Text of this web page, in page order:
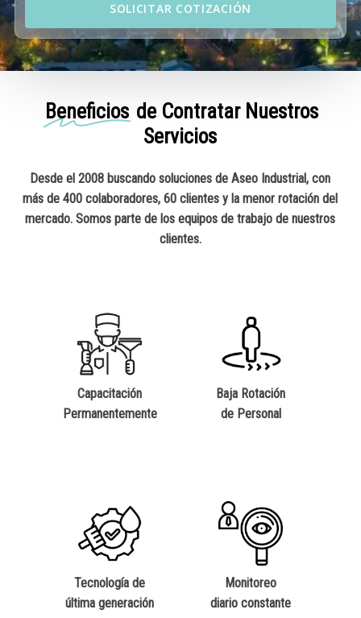
SOLICITAR COTIZACIÓN
Beneficios de Contratar Nuestros
Servicios
Desde el 2008 buscando soluciones de Aseo Industrial, con
más de 400 colaboradores, 60 clientes y la menor rotación del
mercado. Somos parte de los equipos de trabajo de nuestros
clientes.
Capacitación
Permanentemente
Baja Rotación
de Personal
Tecnología de
última generación
Monitoreo
diario constante